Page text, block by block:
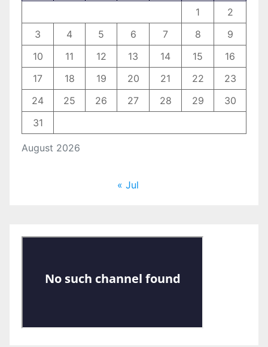
August 2026
1
2
3
4 5 6 7 8
9
10
11 12 13 14 15
16
17
18 19 20 21 22
23
24
25 26 27 28 29
30
31
« Jul